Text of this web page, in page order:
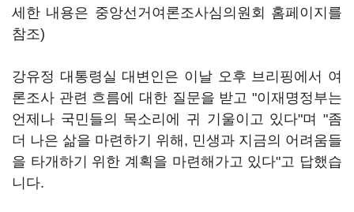
세한 내용은 중앙선거여론조사심의원회 홈페이지를
참조)
강유정 대통령실 대변인은 이날 오후 브리핑에서 여
론조사 관련 흐름에 대한 질문을 받고 "이재명정부는
언제나 국민들의 목소리에 귀 기울이고 있다"며 "좀
더 나은 삶을 마련하기 위해, 민생과 지금의 어려움들
을 타개하기 위한 계획을 마련해가고 있다"고 답했습
니다.